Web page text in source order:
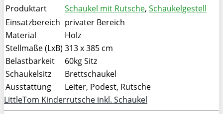
Produktart
Schaukel mit Rutsche, Schaukelgestell
Einsatzbereich privater Bereich
Material
Holz
Stellmaße (LxB) 313 x 385 cm
Belastbarkeit
60kg Sitz
Schaukelsitz
Brettschaukel
Ausstattung
Leiter, Podest, Rutsche
LittleTom Kinderrutsche inkl. Schaukel